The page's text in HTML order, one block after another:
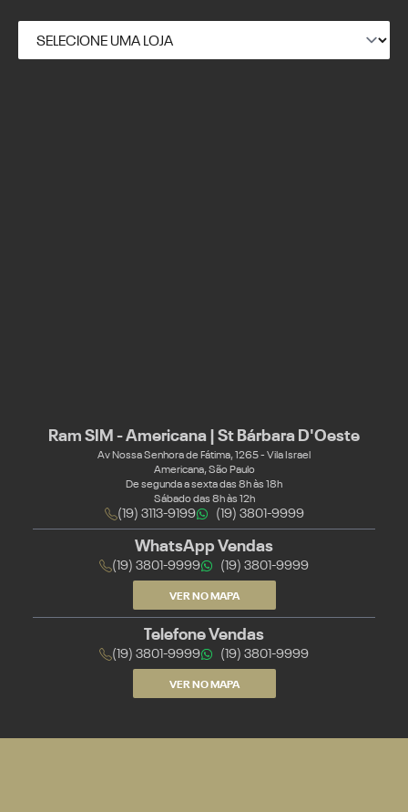
Ram SIM - Americana | St Bárbara D'Oeste
Av Nossa Senhora de Fátima, 1265 - Vila Israel
Americana, São Paulo
De segunda a sexta das 8h às 18h
Sábado das 8h às 12h
(19) 3113-9199 (19) 3801-9999
WhatsApp Vendas
(19) 3801-9999 (19) 3801-9999
VER NO MAPA
Telefone Vendas
(19) 3801-9999 (19) 3801-9999
VER NO MAPA